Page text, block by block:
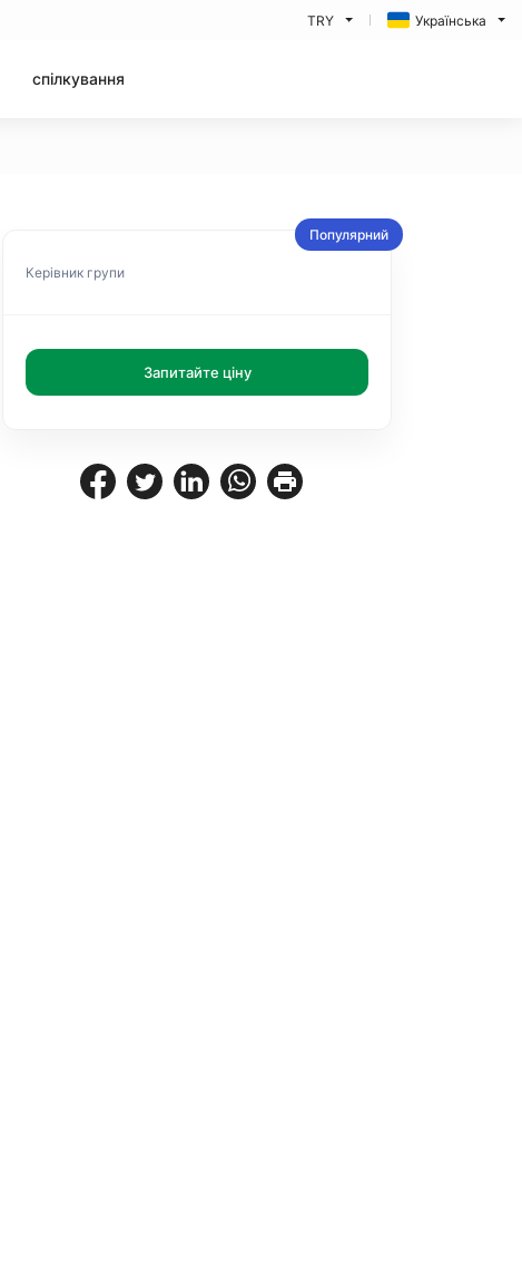
TRY Українська
спілкування
Популярний
Керівник групи
Запитайте ціну